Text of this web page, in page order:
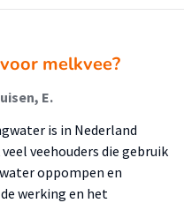
melkvee?
E.
is in Nederland
veehouders die gebruik
oppompen en
werking en het